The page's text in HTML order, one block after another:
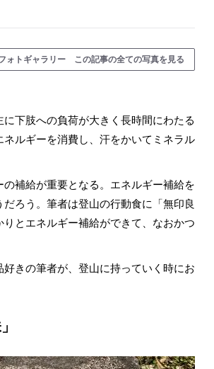
ォトギャラリー この記事の全ての写真を見る
下肢への負荷が大きく長時間にわたる
ルギーを消費し、汗をかいてミネラル
補給が重要となる。エネルギー補給を
ろう。筆者は登山の行動食に「無印良
とエネルギー補給ができて、なおかつ
きの筆者が、登山に持っていく時にお